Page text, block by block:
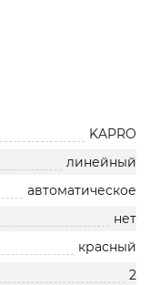
KAPRO
линейный
автоматическое
нет
красный
2